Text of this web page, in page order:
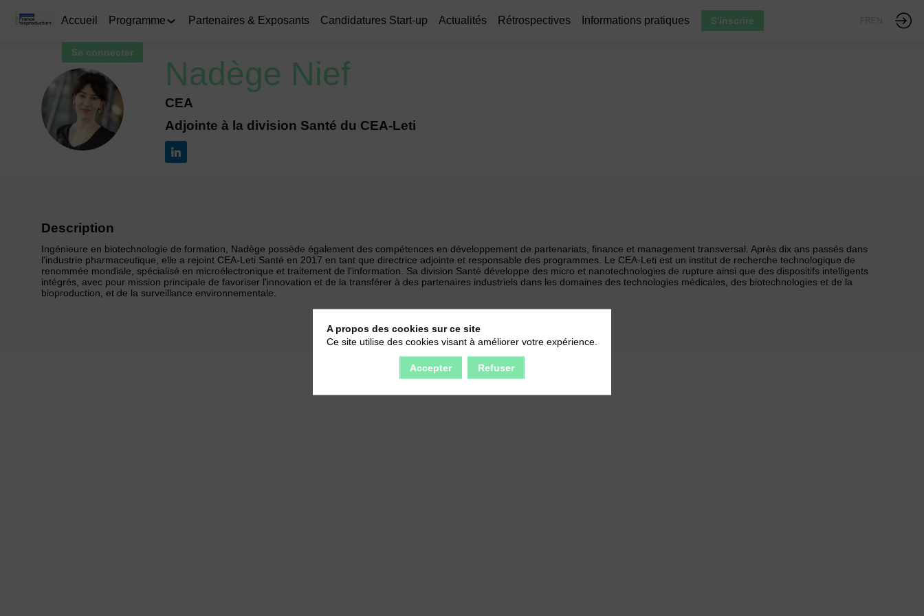
Accueil Programme Partenaires & Exposants Candidatures Start-up Actualités Rétrospectives Informations pratiques S'inscrire
Se connecter
FR
NN
Nadège Nief
CEA
Adjointe à la division Santé du CEA-Leti
Description
Ingénieure en biotechnologie de formation, Nadège possède également des compétences en développement de partenariats, finance et management transversal. Après dix ans passés dans
l'industrie pharmaceutique, elle a rejoint CEA-Leti Santé en 2017 en tant que directrice adjointe et responsable des programmes. Le CEA-Leti est un institut de recherche technologique de
renommée mondiale, spécialisé en microélectronique et traitement de l'information. Sa division Santé développe des micro et nanotechnologies de rupture ainsi que des dispositifs intelligents
intégrés, avec pour mission principale de favoriser l'innovation et de la transférer à des partenaires industriels dans les domaines des technologies médicales, des biotechnologies et de la
bioproduction, et de la surveillance environnementale.
A propos des cookies sur ce site
Ce site utilise des cookies visant à améliorer votre expérience.
Accepter Refuser